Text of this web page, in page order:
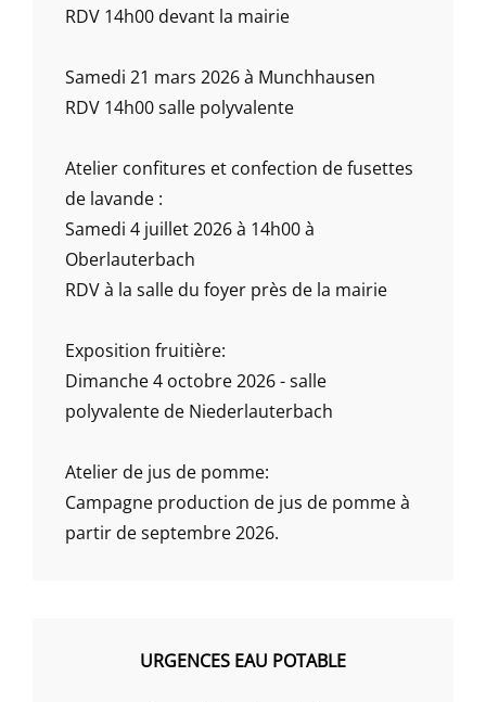
RDV 14h00 devant la mairie
Samedi 21 mars 2026 à Munchhausen
RDV 14h00 salle polyvalente
Atelier confitures et confection de fusettes
de lavande :
Samedi 4 juillet 2026 à 14h00 à
Oberlauterbach
RDV à la salle du foyer près de la mairie
Exposition fruitière:
Dimanche 4 octobre 2026 - salle
polyvalente de Niederlauterbach
Atelier de jus de pomme:
Campagne production de jus de pomme à
partir de septembre 2026.
URGENCES EAU POTABLE